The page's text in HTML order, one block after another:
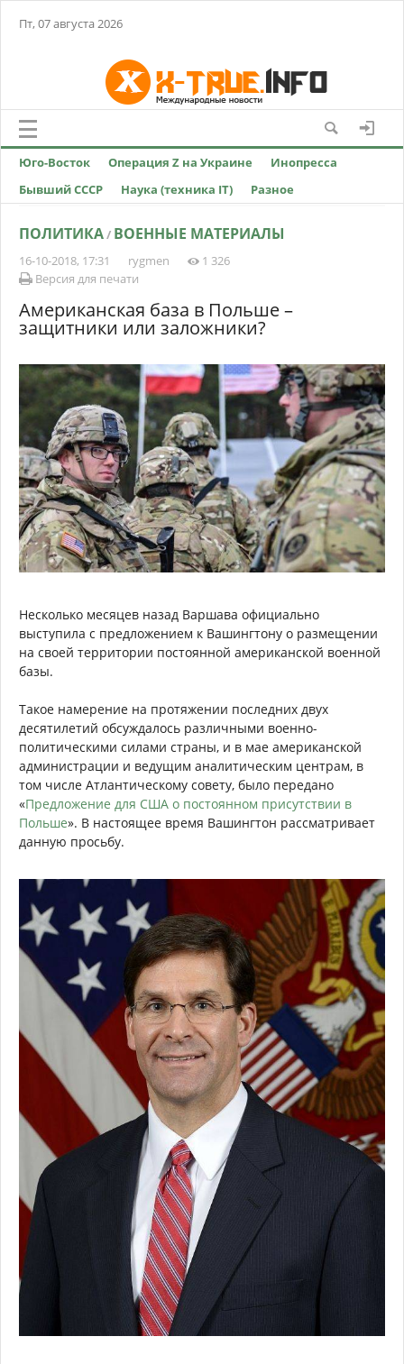
Пт, 07 августа 2026
Юго-Восток Операция Z на Украине
Инопресса
Бывший СССР
Наука (техника IT) Разное
ПОЛИТИКА/ ВОЕННЫЕ МАТЕРИАЛЫ
16-10-2018, 17:31 rygmen
1 326
Версия для печати
Американская база в Польше –
защитники или заложники?
Несколько месяцев назад Варшава официально
выступила с предложением к Вашингтону о размещении
на своей территории постоянной американской военной
базы.
Такое намерение на протяжении последних двух
десятилетий обсуждалось различными военно-
политическими силами страны, и в мае американской
администрации и ведущим аналитическим центрам, в
том числе Атлантическому совету, было передано
«Предложение для США о постоянном присутствии в
Польше». В настоящее время Вашингтон рассматривает
данную просьбу.